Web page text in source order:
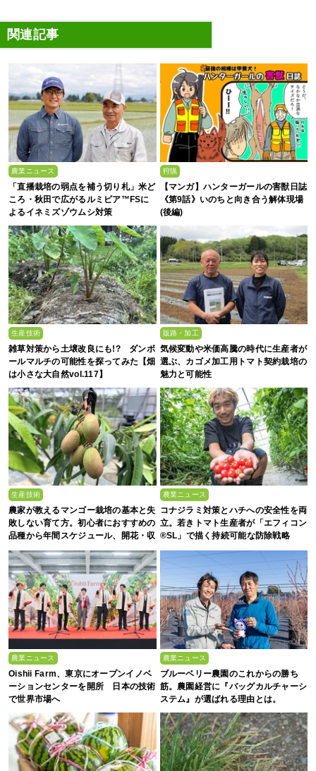
関連記事
農業ニュース
「直播栽培の弱点を補う切り札」米ど
ころ・秋田で広がるルミビア™FSに
よるイネミズゾウムシ対策
狩猟
【マンガ】ハンターガールの害獣日誌
《第9話》いのちと向き合う解体現場
(後編)
生産技術
雑草対策から土壌改良にも!? ダンボ
ールマルチの可能性を探ってみた【畑
は小さな大自然vol.117】
販路・加工
気候変動や米価高騰の時代に生産者が
選ぶ、カゴメ加工用トマト契約栽培の
魅力と可能性
生産技術
農家が教えるマンゴー栽培の基本と失
敗しない育て方。初心者におすすめの
品種から年間スケジュール、開花・収
穫のコツまで徹底解説
農業ニュース
コナジラミ対策とハチへの安全性を両
立。若きトマト生産者が「エフィコン
®SL」で描く持続可能な防除戦略
農業ニュース
Oishii Farm、東京にオープンイノベ
ーションセンターを開所 日本の技術
で世界市場へ
農業ニュース
ブルーベリー農園のこれからの勝ち
筋。農園経営に『バッグカルチャーシ
ステム』が選ばれる理由とは。